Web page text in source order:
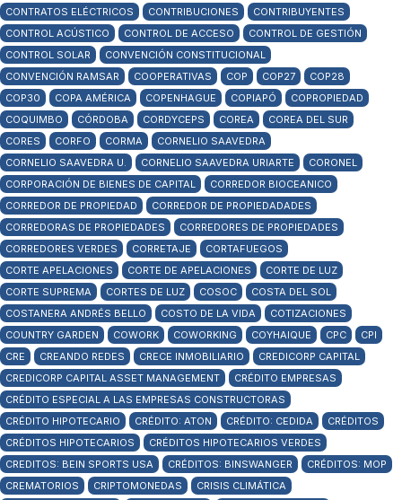
CONTRATOS ELÉCTRICOS
CONTRIBUCIONES
CONTRIBUYENTES
CONTROL ACÚSTICO
CONTROL DE ACCESO
CONTROL DE GESTIÓN
CONTROL SOLAR
CONVENCIÓN CONSTITUCIONAL
CONVENCIÓN RAMSAR
COOPERATIVAS COP COP27
COP28
COP30
COPA AMÉRICA COPENHAGUE COPIAPÓ
COPROPIEDAD
COQUIMBO
CÓRDOBA CORDYCEPS COREA
COREA DEL SUR
CORES
CORFO CORMA
CORNELIO SAAVEDRA
CORNELIO SAAVEDRA U.
CORNELIO SAAVEDRA URIARTE
CORONEL
CORPORACIÓN DE BIENES DE CAPITAL
CORREDOR BIOCEANICO
CORREDOR DE PROPIEDAD
CORREDOR DE PROPIEDADADES
CORREDORAS DE PROPIEDADES
CORREDORES DE PROPIEDADES
CORREDORES VERDES
CORRETAJE
CORTAFUEGOS
CORTE APELACIONES
CORTE DE APELACIONES
CORTE DE LUZ
CORTE SUPREMA
CORTES DE LUZ COSOC
COSTA DEL SOL
COSTANERA ANDRÉS BELLO
COSTO DE LA VIDA
COTIZACIONES
COUNTRY GARDEN
COWORK COWORKING COYHAIQUE CPC
CPI
CRE
CREANDO REDES CRECE INMOBILIARIO
CREDICORP CAPITAL
CREDICORP CAPITAL ASSET MANAGEMENT
CRÉDITO EMPRESAS
CRÉDITO ESPECIAL A LAS EMPRESAS CONSTRUCTORAS
CRÉDITO HIPOTECARIO
CRÉDITO: ATON CRÉDITO: CEDIDA
CRÉDITOS
CRÉDITOS HIPOTECARIOS
CRÉDITOS HIPOTECARIOS VERDES
CREDITOS: BEIN SPORTS USA
CRÉDITOS: BINSWANGER
CRÉDITOS: MOP
CREMATORIOS
CRIPTOMONEDAS CRISIS CLIMÁTICA